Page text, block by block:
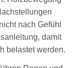
nach Gefühl
damit
belastet werden.